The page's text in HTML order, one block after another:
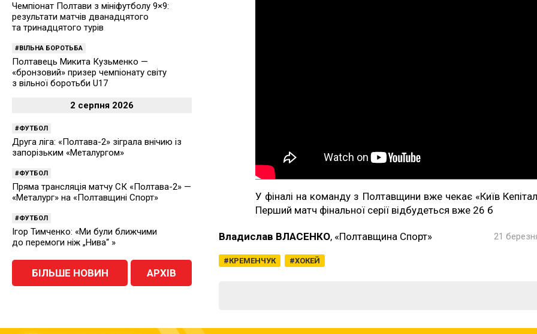
У фіналі на команду з Полтавщини вже чекає «Київ
Перший матч фінальної серії відбудеться вже 26 б
Владислав ВЛАСЕНКО, «Полтавщина Спорт»
КРЕМЕНЧУК ХОКЕЙ
21
Чемпіонат Полтави з мініфутболу 9×9:
результати матчів дванадцятого
та тринадцятого турів
ВІЛЬНА БОРОТЬБА
Полтавець Микита Кузьменко —
«бронзовий» призер чемпіонату світу
з вільної боротьби U17
2 серпня 2026
ФУТБОЛ
Друга ліга: «Полтава-2» зіграла внічию із
запорізьким «Металургом»
ФУТБОЛ
Пряма трансляція матчу СК «Полтава-2» —
«Металург» на «Полтавщині Спорт»
ФУТБОЛ
Ігор Тимченко: «Ми були ближчими
до перемоги ніж „Нива“ »
БІЛЬШЕ НОВИН АРХІВ